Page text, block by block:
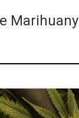
Marihuany